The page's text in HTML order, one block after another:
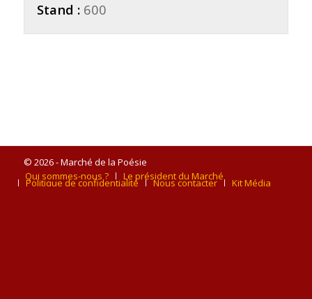
Stand : 600
© 2026 - Marché de la Poésie
Qui sommes-nous ?
Le président du Marché
Politique de confidentialité Nous contacter Kit Média